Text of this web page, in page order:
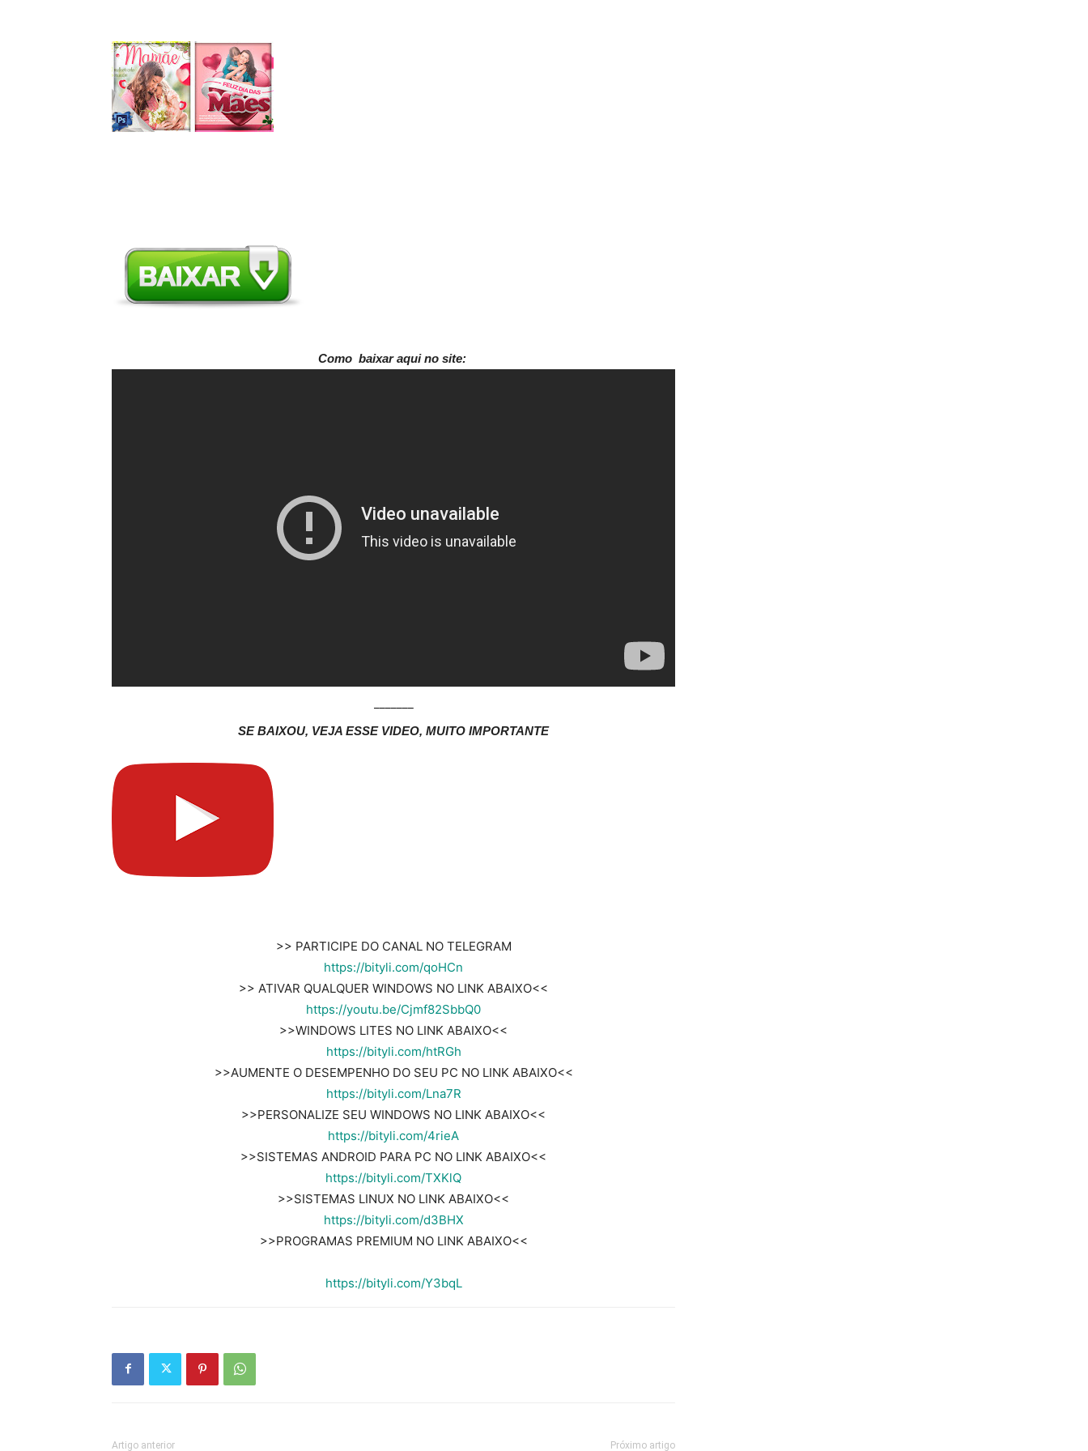
Como baixar aqui no site:
SE BAIXOU, VEJA ESSE VIDEO, MUITO IMPORTANTE
>> PARTICIPE DO CANAL NO TELEGRAM
https://bityli.com/qoHCn
>> ATIVAR QUALQUER WINDOWS NO LINK ABAIXO<<
https://youtu.be/Cjmf82SbbQ0
>>WINDOWS LITES NO LINK ABAIXO<<
https://bityli.com/htRGh
>>AUMENTE O DESEMPENHO DO SEU PC NO LINK ABAIXO<<
https://bityli.com/Lna7R
>>PERSONALIZE SEU WINDOWS NO LINK ABAIXO<<
https://bityli.com/4rieA
>>SISTEMAS ANDROID PARA PC NO LINK ABAIXO<<
https://bityli.com/TXKlQ
>>SISTEMAS LINUX NO LINK ABAIXO<<
https://bityli.com/d3BHX
>>PROGRAMAS PREMIUM NO LINK ABAIXO<<
https://bityli.com/Y3bqL
Artigo anterior Próximo artigo